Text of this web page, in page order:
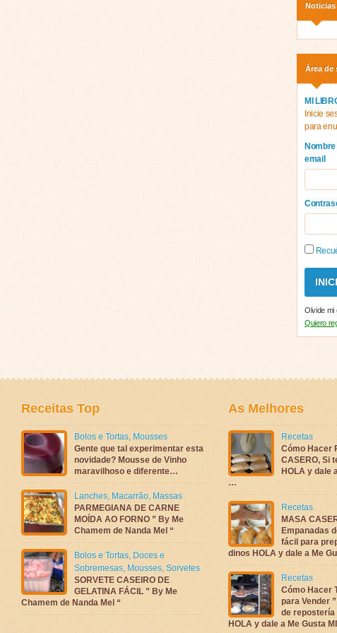
Noticias
Área de
MI
Inicie
para
email
Olvide mi
Quiero
Receitas Top
Bolos e Tortas, Mousses
Gente que tal experimentar esta
novidade? Mousse de Vinho
maravilhoso e diferente…
Lanches, Macarrão, Massas
PARMEGIANA DE CARNE
MOÍDA AO FORNO ” By Me
Chamem de Nanda Mel “
Bolos e Tortas, Doces e
Sobremesas, Mousses, Sorvetes
SORVETE CASEIRO DE
GELATINA FÁCIL ” By Me
Chamem de Nanda Mel “
As Melhores
Recetas
Cómo Hacer
CASERO, Si
HOLA y dale
…
Recetas
MASA
Empanadas
fácil para
dinos HOLA y dale a Me
Recetas
Cómo Hacer
para Vender
de repostería
HOLA y dale a Me Gusta